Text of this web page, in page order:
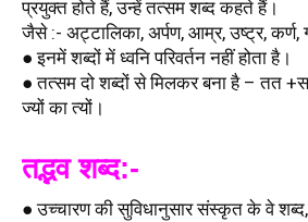
प्रयुक्त होते हैं, उन्हें तत्सम शब्द कहते हैं।
जैसे :- अट्टालिका, अर्पण, आम्र, उष्ट्र, कर्ण,
● इनमें शब्दों में ध्वनि परिवर्तन नहीं होता है।
● तत्सम दो शब्दों से मिलकर बना है – तत
ज्यों का त्यों।
तद्भव शब्द:-
● उच्चारण की सुविधानुसार संस्कृत के वे